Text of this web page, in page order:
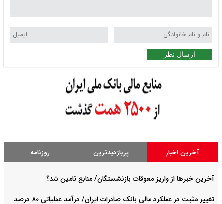
ارسال نظر
آخرین اخبار پربازدیدترین روزنامه
آخرین خبرها از واریز معوقات بازنشستگان/ منابع تامین شد؟
تغییر مثبت در عملکرد مالی بانک صادرات ایران/ درآمد عملیاتی ۸۰ درصد